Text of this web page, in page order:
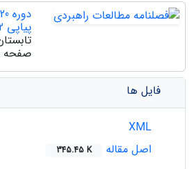
پیاپی 2
تابستان
صفحه
فایل ها
اصل مقاله
345.45 K